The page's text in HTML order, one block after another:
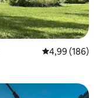
4,99 av 5 i
4,99 (186)